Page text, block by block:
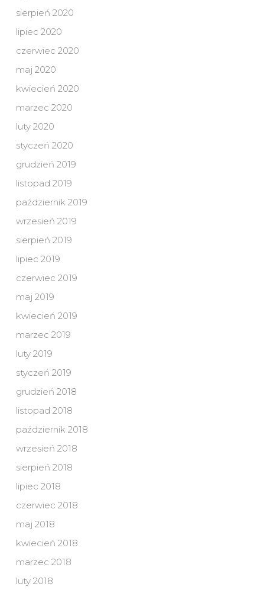
sierpień 2020
lipiec 2020
czerwiec 2020
maj 2020
kwiecień 2020
marzec 2020
luty 2020
styczeń 2020
grudzień 2019
listopad 2019
październik 2019
wrzesień 2019
sierpień 2019
lipiec 2019
czerwiec 2019
maj 2019
kwiecień 2019
marzec 2019
luty 2019
styczeń 2019
grudzień 2018
listopad 2018
październik 2018
wrzesień 2018
sierpień 2018
lipiec 2018
czerwiec 2018
maj 2018
kwiecień 2018
marzec 2018
luty 2018